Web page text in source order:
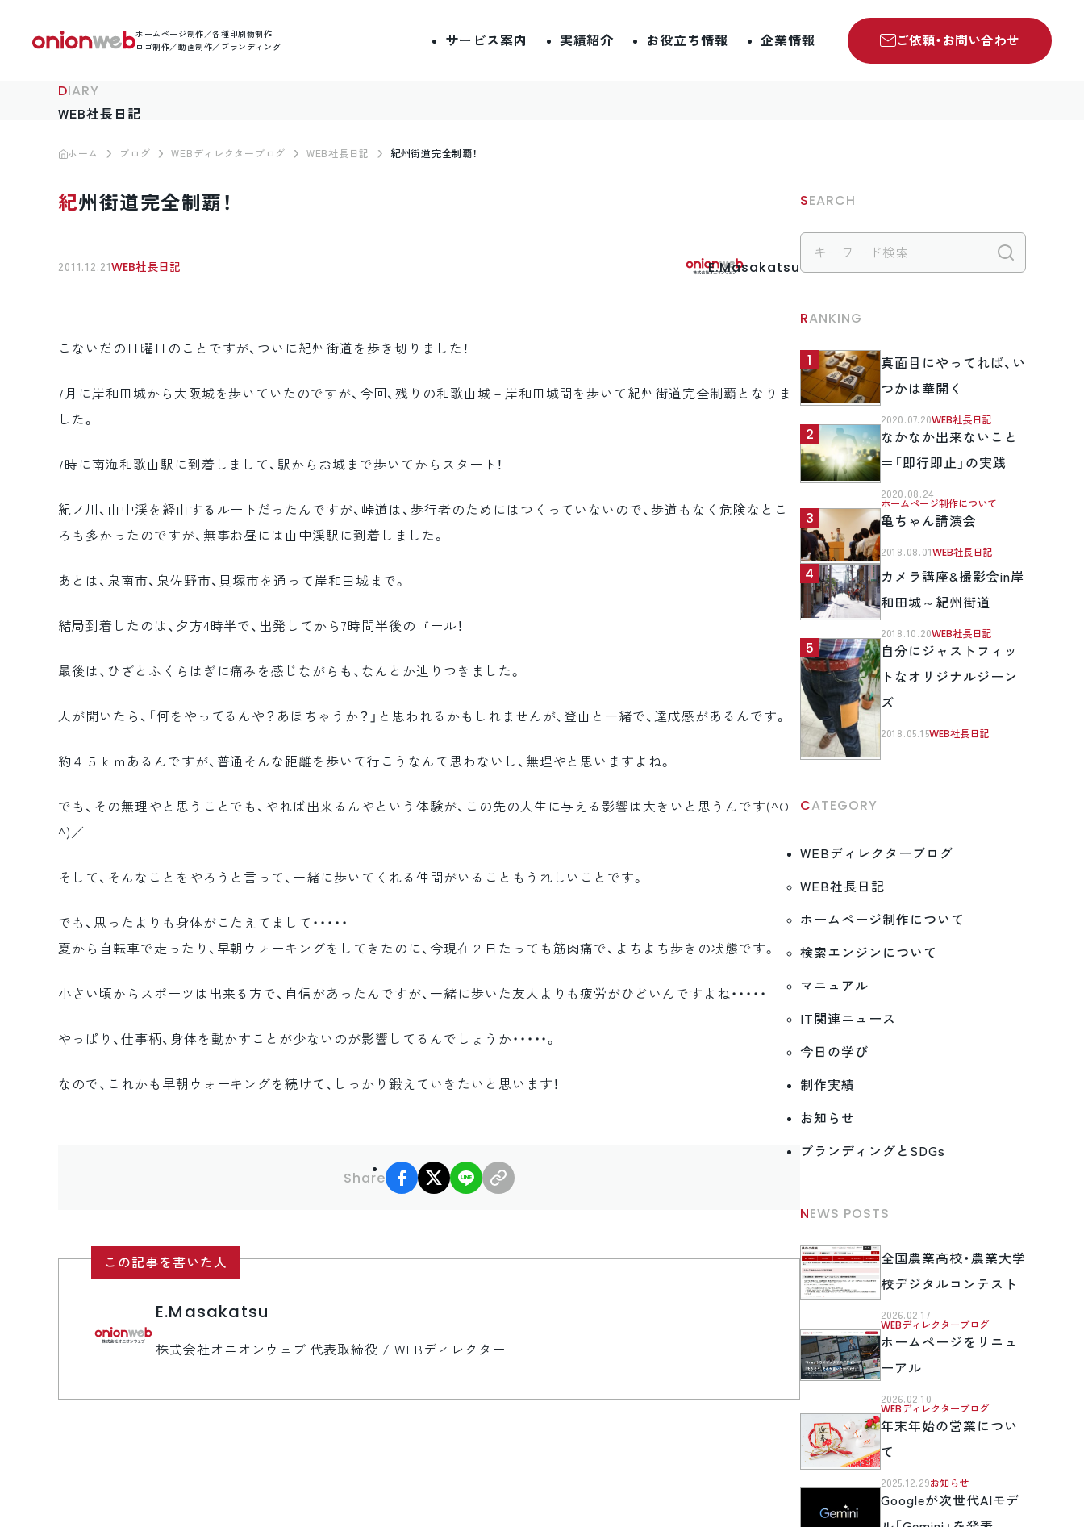
ホームページ制作／各種印刷物制作
ロゴ制作／動画制作／ブランディング
サービス案内 実績紹介 お役立ち情報 企業情報 ご依頼・お問い合わせ
DIARY
WEB社長日記
ホーム ブログ WEBディレクターブログ WEB社長日記 紀州街道完全制覇！
紀州街道完全制覇！
2011.12.21WEB社長日記 E.Masakatsu
こないだの日曜日のことですが、ついに紀州街道を歩き切りました！
7月に岸和田城から大阪城を歩いていたのですが、今回、残りの和歌山城－岸和田城間を歩いて紀州街道完全制覇となりま
した。
7時に南海和歌山駅に到着しまして、駅からお城まで歩いてからスタート！
紀ノ川、山中渓を経由するルートだったんですが、峠道は、歩行者のためにはつくっていないので、歩道もなく危険なとこ
ろも多かったのですが、無事お昼には山中渓駅に到着しました。
あとは、泉南市、泉佐野市、貝塚市を通って岸和田城まで。
結局到着したのは、夕方4時半で、出発してから7時間半後のゴール！
最後は、ひざとふくらはぎに痛みを感じながらも、なんとか辿りつきました。
人が聞いたら、「何をやってるんや？あほちゃうか？」と思われるかもしれませんが、登山と一緒で、達成感があるんです。
約４５ｋｍあるんですが、普通そんな距離を歩いて行こうなんて思わないし、無理やと思いますよね。
でも、その無理やと思うことでも、やれば出来るんやという体験が、この先の人生に与える影響は大きいと思うんです(^O
^)／
そして、そんなことをやろうと言って、一緒に歩いてくれる仲間がいることもうれしいことです。
でも、思ったよりも身体がこたえてまして・・・・・
夏から自転車で走ったり、早朝ウォーキングをしてきたのに、今現在２日たっても筋肉痛で、よちよち歩きの状態です。
小さい頃からスポーツは出来る方で、自信があったんですが、一緒に歩いた友人よりも疲労がひどいんですよね・・・・・
やっぱり、仕事柄、身体を動かすことが少ないのが影響してるんでしょうか・・・・・。
なので、これかも早朝ウォーキングを続けて、しっかり鍛えていきたいと思います！
Share
facebook
X LINE
この記事を書いた人
E.Masakatsu
株式会社オニオンウェブ 代表取締役 / WEBディレクター
SEARCH
RANKING
真面目にやってれば、い
つかは華開く
2020.07.20WEB社長日記
なかなか出来ないこと
＝「即行即止」の実践
2020.08.24
ホームページ制作について
亀ちゃん講演会
2018.08.01WEB社長日記
カメラ講座&撮影会in岸
和田城～紀州街道
2018.10.20WEB社長日記
自分にジャストフィッ
トなオリジナルジーン
ズ
2018.05.15WEB社長日記
CATEGORY
WEBディレクターブログ
WEB社長日記
ホームページ制作について
検索エンジンについて
マニュアル
IT関連ニュース
今日の学び
制作実績
お知らせ
ブランディングとSDGs
NEWS POSTS
全国農業高校・農業大学
校デジタルコンテスト
2026.02.17
WEBディレクターブログ
ホームページをリニュ
ーアル
2026.02.10
WEBディレクターブログ
年末年始の営業につい
て
2025.12.29お知らせ
Googleが次世代AIモデ